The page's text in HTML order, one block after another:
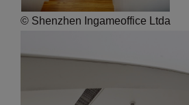
© Shenzhen Ingameoffice Ltda